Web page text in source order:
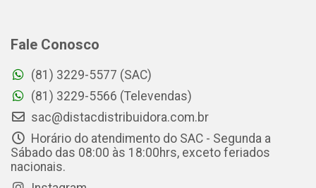
Fale Conosco
(81) 3229-5577 (SAC)
(81) 3229-5566 (Televendas)
sac@distacdistribuidora.com.br
Horário do atendimento do SAC - Segunda a
Sábado das 08:00 às 18:00hrs, exceto feriados
nacionais.